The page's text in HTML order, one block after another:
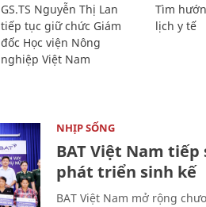
GS.TS Nguyễn Thị Lan
tiếp tục giữ chức Giám
đốc Học viện Nông
nghiệp Việt Nam
Tìm
lịch y tế
NHỊP SỐNG
BAT Việt Nam
phát triển sinh kế
BAT Việt Nam mở rộng